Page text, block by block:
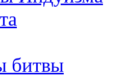
битвы